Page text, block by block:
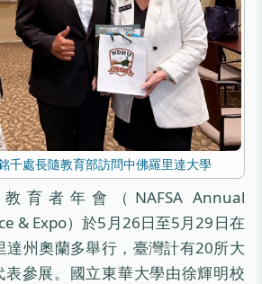
千處長隨教育部訪問中佛羅里達大學
育者年會（NAFSA Annual
& Expo）於5月26日至5月29日在
達州奧蘭多舉行，臺灣計有20所大
參展。國立東華大學由徐輝明校